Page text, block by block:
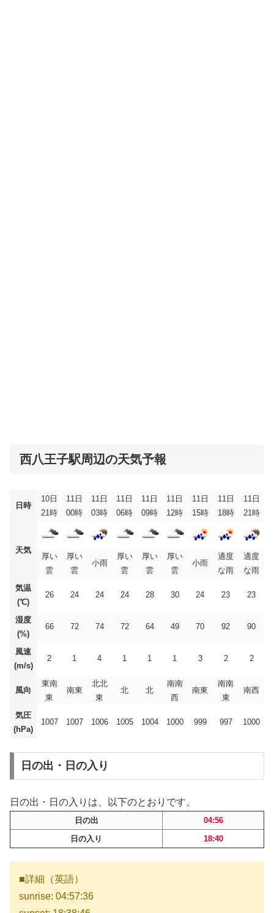
西八王子駅周辺の天気予報
日時
10日
21時
11日
00時
11日
03時
11日
06時
11日
09時
11日
12時
11日
15時
11日
18時
11日
21時
天気
厚い
雲
厚い
雲
小雨
厚い
雲
厚い
雲
厚い
雲
小雨
適度
な雨
適度
な雨
気温
(℃)
26 24 24 24 28 30 24 23 23
湿度
(%)
66 72 74 72 64 49 70 92 90
風速
(m/s)
2 1 4 1 1 1 3 2 2
風向
東南
東
南東
北北
東
北 北
南南
西
南東
南南
東
南西
気圧
(hPa)
1007 1007 1006 1005 1004 1000 999 997 1000
日の出・日の入り
日の出・日の入りは、以下のとおりです。
日の出
04:56
日の入り
18:40
■詳細（英語）
sunrise: 04:57:36